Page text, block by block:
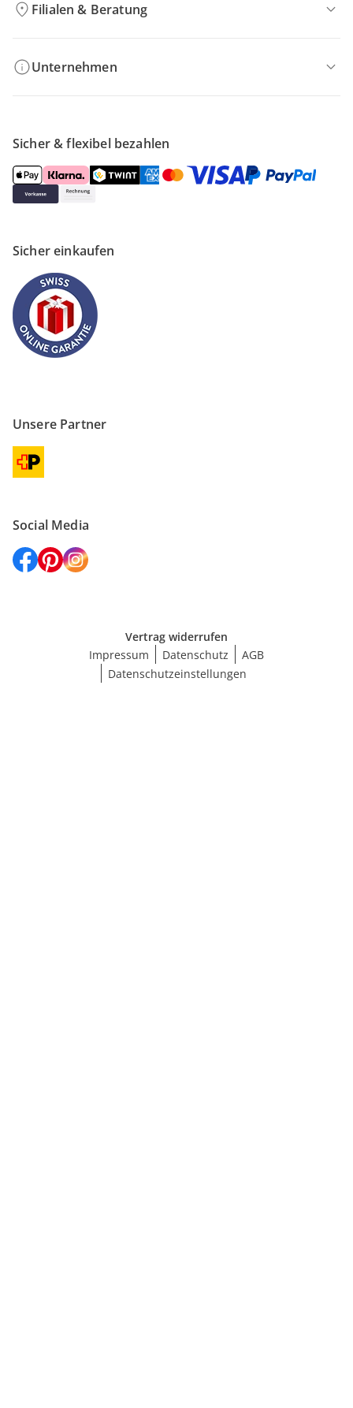
Filialen & Beratung
Unternehmen
Sicher & flexibel bezahlen
Sicher einkaufen
Unsere Partner
Social Media
Vertrag widerrufen
Impressum
Datenschutz
AGB
Datenschutzeinstellungen